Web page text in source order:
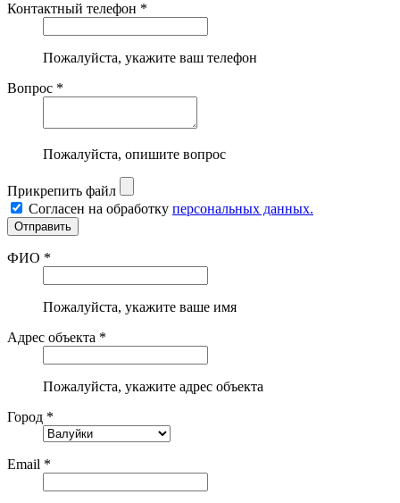
Контактный телефон *
Пожалуйста, укажите ваш телефон
Вопрос *
Пожалуйста, опишите вопрос
Прикрепить файл
Согласен на обработку персональных данных.
ФИО *
Пожалуйста, укажите ваше имя
Адрес объекта *
Пожалуйста, укажите адрес объекта
Город *
Email *